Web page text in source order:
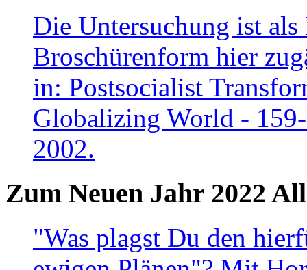
Die Untersuchung ist
Broschürenform hier
in: Postsocialist
Globalizing World -
2002.
Zum Neuen Jahr 2022
"Was plagst Du den